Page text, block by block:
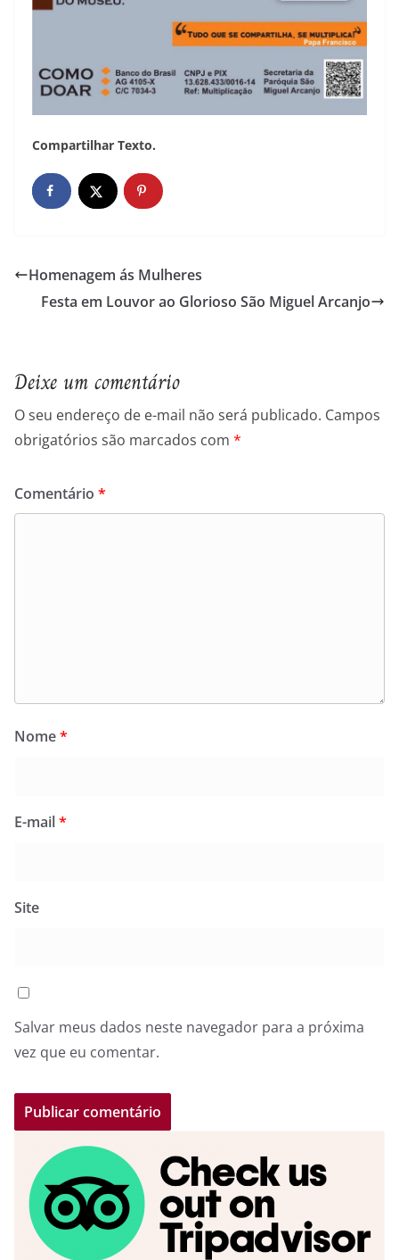
Compartilhar Texto.
Homenagem ás Mulheres
Festa em Louvor ao Glorioso São Miguel Arcanjo
Deixe um comentário
O seu endereço de e-mail não será publicado. Campos
obrigatórios são marcados com *
Comentário *
Nome*
E-mail*
Site
Salvar meus dados neste navegador para a próxima
vez que eu comentar.